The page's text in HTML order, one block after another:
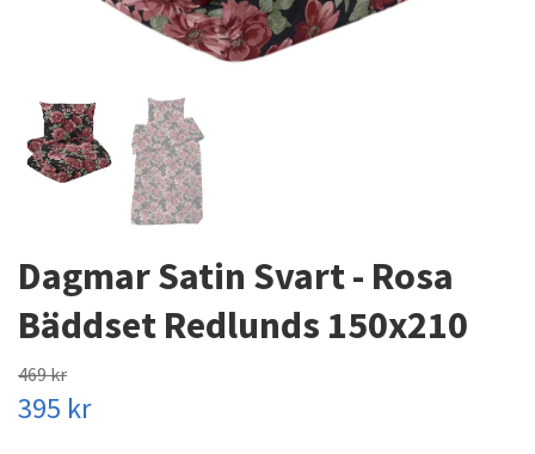
Dagmar Satin Svart - Rosa
Bäddset Redlunds 150x210
469 kr
395 kr